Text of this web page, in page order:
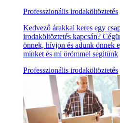
Professzionális irodaköltöztetés
Kedvező árakkal keres egy
irodaköltöztetés kapcsán?
önnek, hívjon és adunk önnek
minket és mi örömmel segítünk
Professzionális irodaköltöztetés